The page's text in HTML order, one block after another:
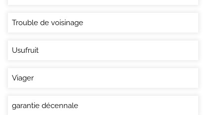
Trouble de voisinage
Usufruit
Viager
garantie décennale